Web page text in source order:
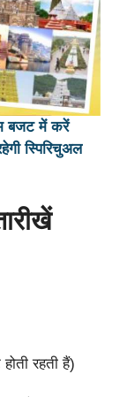
बजट में करें
स्पिरिचुअल
रहती हैं)